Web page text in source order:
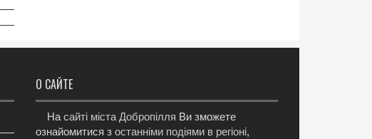
О САЙТЕ
На сайті міста Добропілля Ви зможете
ознайомитися з останніми подіями в регіоні,